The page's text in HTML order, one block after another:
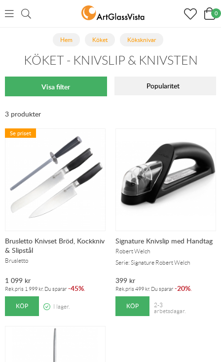
0
Hem Köket Köksknivar
KÖKET - KNIVSLIP & KNIVSTEN
Visa filter Popularitet
3 produkter
Se priset
Brusletto Knivset Bröd, Kockkniv
& Slipstål
Brusletto
1 099 kr
Rek.pris 1 999 kr. Du sparar -45%
KÖP I lager.
Signature Knivslip med Handtag
Robert Welch
Serie: Signature Robert Welch
399 kr
Rek.pris 499 kr. Du sparar -20%
KÖP
2-3
arbetsdagar.